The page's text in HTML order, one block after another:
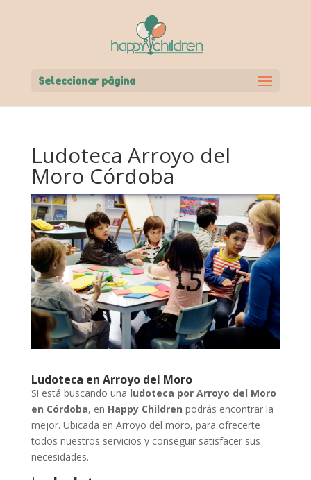
Seleccionar página
Ludoteca Arroyo del
Moro Córdoba
Ludoteca en Arroyo del Moro
Si está buscando una ludoteca por Arroyo del Moro
en Córdoba, en Happy Children podrás encontrar la
mejor. Ubicada en Arroyo del moro, para ofrecerte
todos nuestros servicios y conseguir satisfacer sus
necesidades.